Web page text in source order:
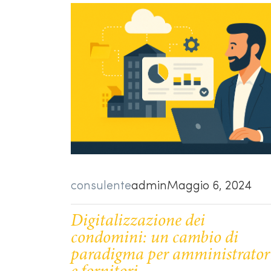
consulenteadminMaggio 6, 2024
Digitalizzazione dei
condomini: un cambio di
paradigma per